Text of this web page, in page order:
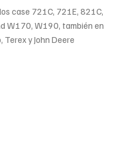
case 721C, 721E, 821C,
W170, W190, también en
Terex y John Deere